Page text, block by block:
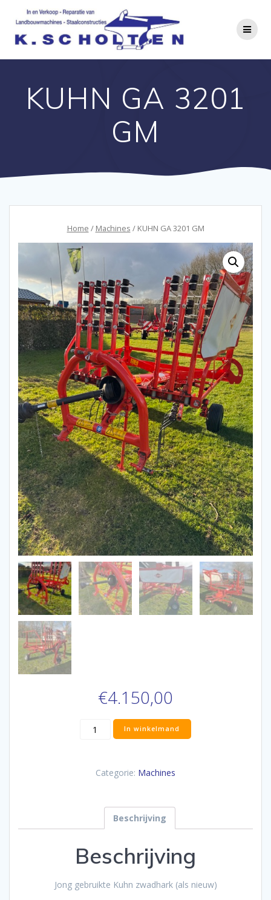
KUHN GA 3201
GM
Home / Machines / KUHN GA 3201 GM
€4.150,00
Aantal In winkelmand
Categorie: Machines
Beschrijving
Beschrijving
Jong gebruikte Kuhn zwadhark (als nieuw)